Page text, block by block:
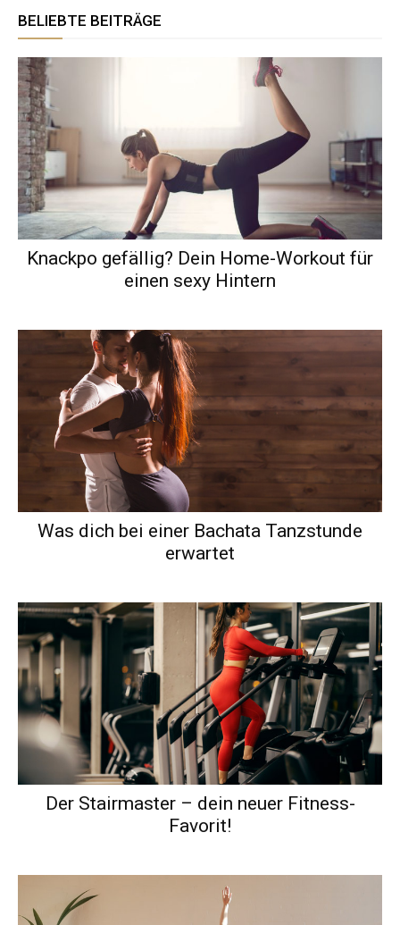
BELIEBTE BEITRÄGE
Knackpo gefällig? Dein Home-Workout für
einen sexy Hintern
Was dich bei einer Bachata Tanzstunde
erwartet
Der Stairmaster – dein neuer Fitness-
Favorit!